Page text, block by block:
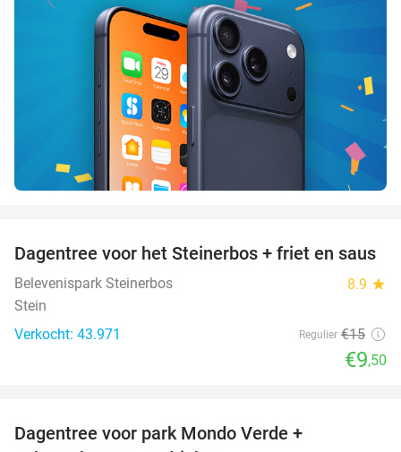
37%
Dagentree voor het Steinerbos + friet en saus
Belevenispark Steinerbos 8.9 star
Stein
Verkocht: 43.971
Regulier €15
€9,50
Dagentree voor park Mondo Verde +